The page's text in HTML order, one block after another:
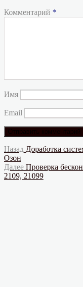
Комментарий *
Имя
Email
Навигация
по
записям
Назад Предыдущая
Доработка
Озон
Далее Следующая
запись:
Проверка
2109, 21099